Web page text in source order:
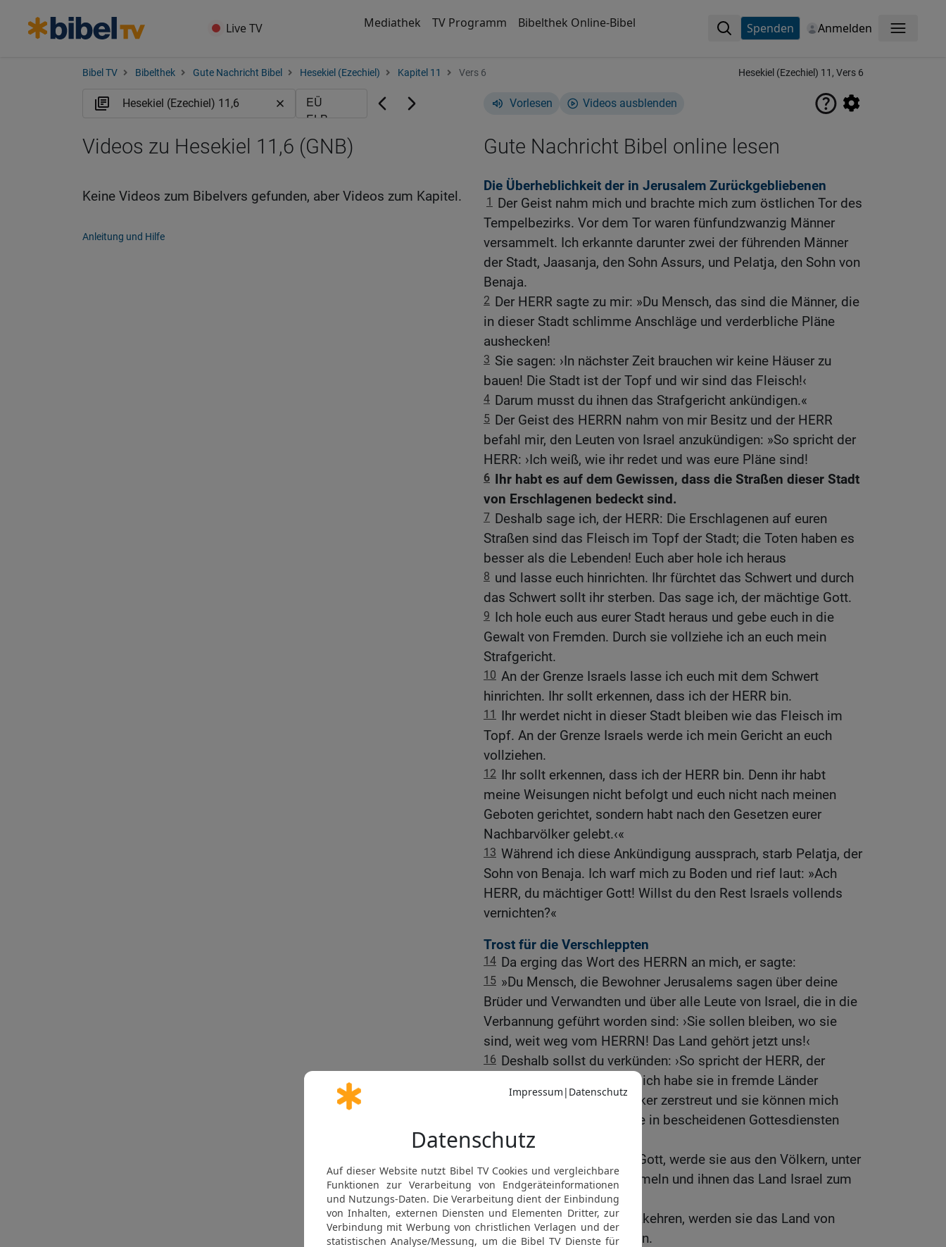
Live TV Mediathek TV Programm Bibelthek Online-Bibel Spenden Anmelden Menü
Bibel TV Bibelthek Gute Nachricht Bibel Hesekiel (Ezechiel) Kapitel 11 Vers 6 Hesekiel (Ezechiel) 11, Vers 6
Vorlesen Videos ausblenden
Gute Nachricht Bibel online lesen
Die Überheblichkeit der in Jerusalem Zurückgebliebenen
1
Der Geist nahm mich und brachte mich zum östlichen Tor des
Tempelbezirks. Vor dem Tor waren fünfundzwanzig Männer
versammelt. Ich erkannte darunter zwei der führenden Männer
der Stadt, Jaasanja, den Sohn Assurs, und Pelatja, den Sohn von
Benaja.
2 Der HERR sagte zu mir: »Du Mensch, das sind die Männer, die
in dieser Stadt schlimme Anschläge und verderbliche Pläne
aushecken!
3 Sie sagen: ›In nächster Zeit brauchen wir keine Häuser zu
bauen! Die Stadt ist der Topf und wir sind das Fleisch!‹
4 Darum musst du ihnen das Strafgericht ankündigen.«
5 Der Geist des HERRN nahm von mir Besitz und der HERR
befahl mir, den Leuten von Israel anzukündigen: »So spricht der
HERR: ›Ich weiß, wie ihr redet und was eure Pläne sind!
6 Ihr habt es auf dem Gewissen, dass die Straßen dieser Stadt
von Erschlagenen bedeckt sind.
7 Deshalb sage ich, der HERR: Die Erschlagenen auf euren
Straßen sind das Fleisch im Topf der Stadt; die Toten haben es
besser als die Lebenden! Euch aber hole ich heraus
8 und lasse euch hinrichten. Ihr fürchtet das Schwert und durch
das Schwert sollt ihr sterben. Das sage ich, der mächtige Gott.
9 Ich hole euch aus eurer Stadt heraus und gebe euch in die
Gewalt von Fremden. Durch sie vollziehe ich an euch mein
Strafgericht.
10 An der Grenze Israels lasse ich euch mit dem Schwert
hinrichten. Ihr sollt erkennen, dass ich der HERR bin.
11
Ihr werdet nicht in dieser Stadt bleiben wie das Fleisch im
Topf. An der Grenze Israels werde ich mein Gericht an euch
vollziehen.
12 Ihr sollt erkennen, dass ich der HERR bin. Denn ihr habt
meine Weisungen nicht befolgt und euch nicht nach meinen
Geboten gerichtet, sondern habt nach den Gesetzen eurer
Nachbarvölker gelebt.‹«
13 Während ich diese Ankündigung aussprach, starb Pelatja, der
Sohn von Benaja. Ich warf mich zu Boden und rief laut: »Ach
HERR, du mächtiger Gott! Willst du den Rest Israels vollends
vernichten?«
Trost für die Verschleppten
14 Da erging das Wort des HERRN an mich, er sagte:
15 »Du Mensch, die Bewohner Jerusalems sagen über deine
Brüder und Verwandten und über alle Leute von Israel, die in die
Verbannung geführt worden sind: ›Sie sollen bleiben, wo sie
sind, weit weg vom HERRN! Das Land gehört jetzt uns!‹
16 Deshalb sollst du verkünden: ›So spricht der HERR, der
mächtige Gott: Es stimmt, ich habe sie in fremde Länder
gebracht und unter die Völker zerstreut und sie können mich
dort nur noch aus der Ferne in bescheidenen Gottesdiensten
verehren.
Aber ich, der mächtige Gott, werde sie aus den Völkern, unter
die sie zerstreut sind, sammeln und ihnen das Land Israel zum
Besitz geben.
18 Wenn sie dorthin zurückkehren, werden sie das Land von
allem Götzendienst reinigen.
Videos zu Hesekiel 11,6 (GNB)
Keine Videos zum Bibelvers gefunden, aber Videos zum Kapitel.
Anleitung und Hilfe